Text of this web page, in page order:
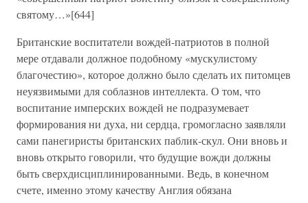
святому…»[644]
Британские воспитатели вождей-патриотов в полной
мере отдавали должное подобному «мускулистому
благочестию», которое должно было сделать их питомцев
неуязвимыми для соблазнов интеллекта. О том, что
воспитание имперских вождей не подразумевает
формирования ни духа, ни сердца, громогласно заявляли
сами панегиристы британских паблик-скул. Они вновь и
вновь открыто говорили, что будущие вожди должны
быть сверхдисциплинированными. Ведь, в конечном
счете, именно этому качеству Англия обязана